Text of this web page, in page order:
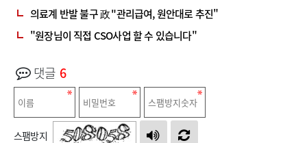
의료계 반발 불구 政 "관리급여, 원안대로 추진"
"원장님이 직접 CSO사업 할 수 있습니다"
댓글 6
스팸방지